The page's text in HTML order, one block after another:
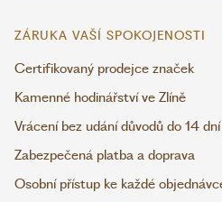
ZÁRUKA VAŠÍ SPOKOJENOSTI
Certifikovaný prodejce značek
Kamenné hodinářství ve Zlíně
Vrácení bez udání důvodů do 14 dní
Zabezpečená platba a doprava
Osobní přístup ke každé